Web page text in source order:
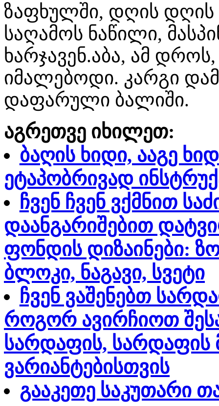
ზაფხულში, დღის
საღამოს ნაწილი,
ხარჯავენ.აბა, ამ
იმალებოდი. კარგი
დაფარული ბალიში.
აგრეთვე იხილეთ:
ბაღის ხიდი, ააგე
ეტაპობრივად
ჩვენ ჩვენ ვქმნით
დაანგარიშებით
ფონდის დიზაინები:
ბლოკი, ნაგავი, სვეტი
ჩვენ ვაშენებთ
როგორ ავირჩიოთ
სარდაფის, სარდაფის
ვარიანტებისთვის
გააკეთე საკუთარი